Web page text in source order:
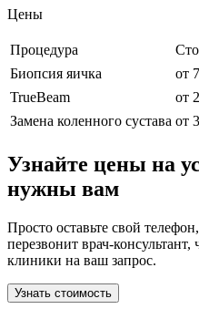
Цены
Процедура
Биопсия яичка
от
TrueBeam
от
Замена коленного сустава от
Узнайте цены на
нужны вам
Просто оставьте свой
перезвонит врач-
клиники на ваш запрос.
Узнать стоимость